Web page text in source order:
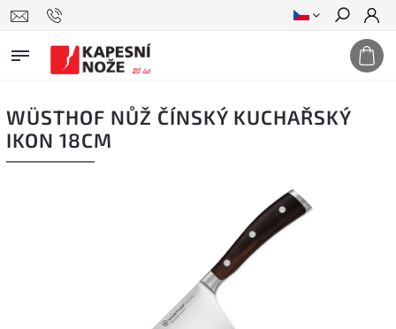
Hledat
WÜSTHOF NŮŽ ČÍNSKÝ KUCHAŘSKÝ
IKON 18CM